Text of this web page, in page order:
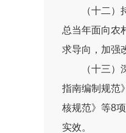
（十二
总当年面向农
求导向，加强
（十三）
指南编制规范
核规范》等8
实效。